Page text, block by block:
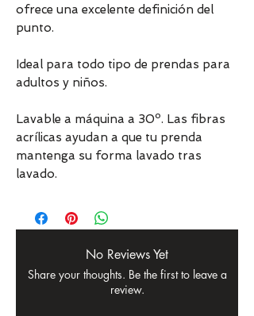
ofrece una excelente definición del
punto.
Ideal para todo tipo de prendas para
adultos y niños.
Lavable a máquina a 30º. Las fibras
acrílicas ayudan a que tu prenda
mantenga su forma lavado tras
lavado.
No Reviews Yet
Share your thoughts. Be the first to leave a
review.